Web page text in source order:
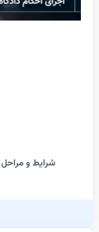
شرایط و مراحل اجرای
موارد